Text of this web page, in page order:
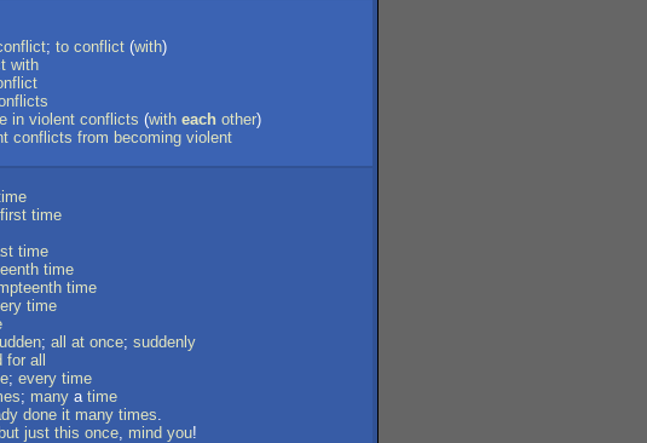
; to conflict (with)
with
in violent conflicts (with each other)
conflicts from becoming violent
first time
time
time
time
time
; all at once; suddenly
for all
; every time
; many a time
done it many times.
but just this once, mind you!